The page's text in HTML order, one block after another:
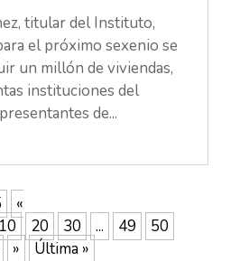
titular del Instituto,
el próximo sexenio se
un millón de viviendas,
instituciones del
de...
«
10 20 30 ... 49
50
» Última »